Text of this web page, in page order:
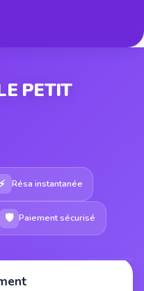
PETIT
⚡ Résa instantanée
🛡 Paiement sécurisé